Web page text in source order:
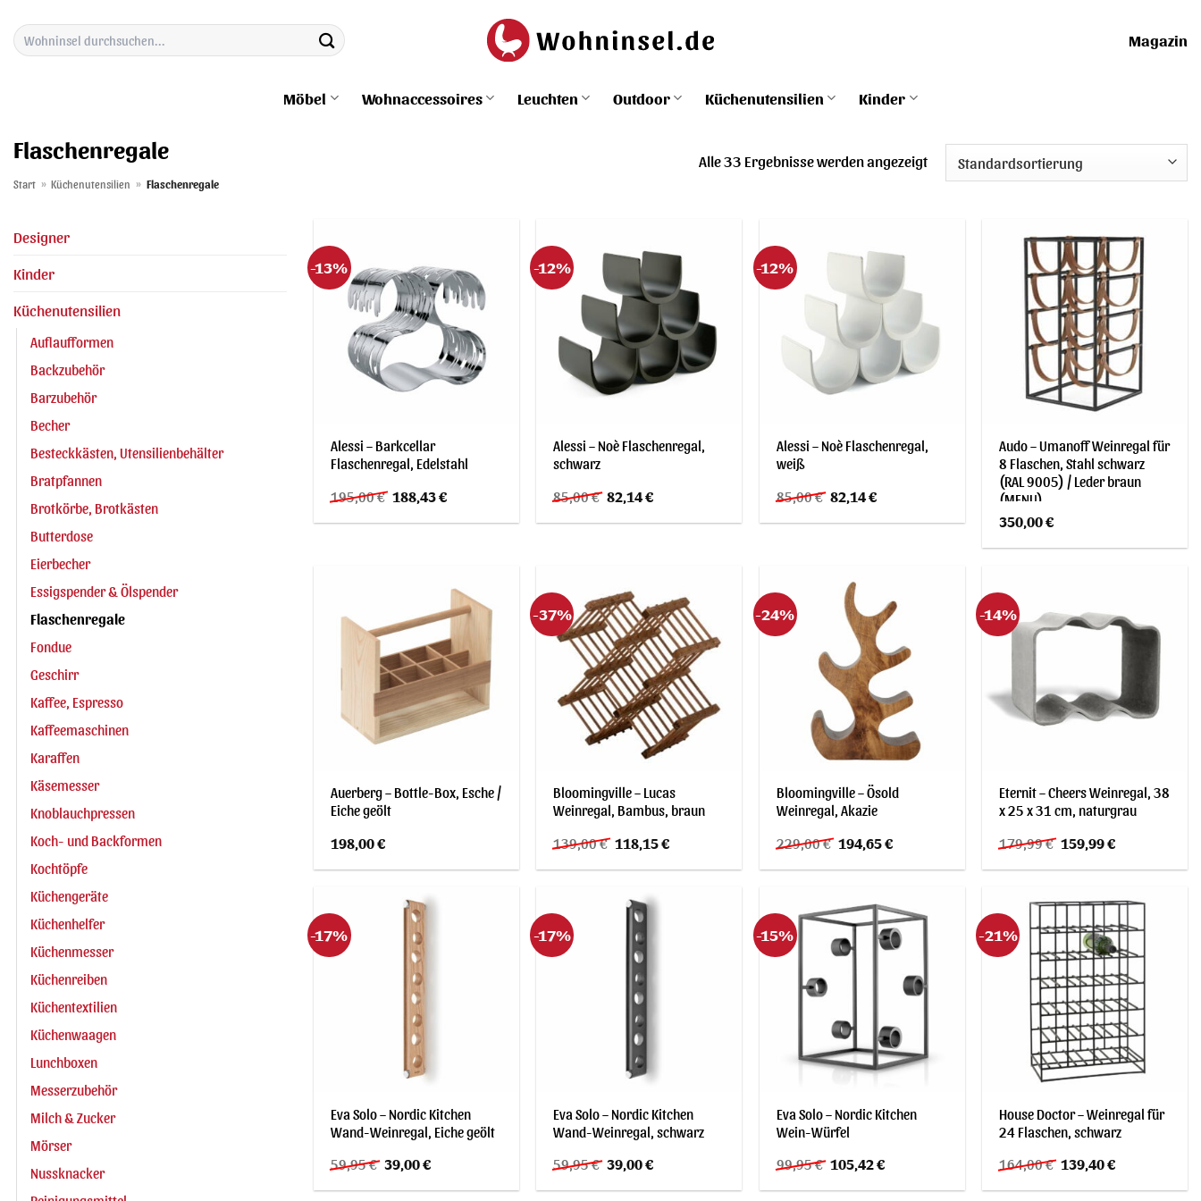
Inhalt
springen
Suchen
nach:
Magazin
Möbel Wohnaccessoires Leuchten Outdoor Küchenutensilien Kinder
Flaschenregale
Start » Küchenutensilien » Flaschenregale
Alle 33 Ergebnisse werden angezeigt
Designer
Kinder
Küchenutensilien
Auflaufformen
Backzubehör
Barzubehör
Becher
Besteckkästen, Utensilienbehälter
Bratpfannen
Brotkörbe, Brotkästen
Butterdose
Eierbecher
Essigspender & Ölspender
Flaschenregale
Fondue
Geschirr
Kaffee, Espresso
Kaffeemaschinen
Karaffen
Käsemesser
Knoblauchpressen
Koch- und Backformen
Kochtöpfe
Küchengeräte
Küchenhelfer
Küchenmesser
Küchenreiben
Küchentextilien
Küchenwaagen
Lunchboxen
Messerzubehör
Milch & Zucker
Mörser
Nussknacker
-13%
Alessi – Barkcellar
Flaschenregal, Edelstahl
195,00€ Ursprünglicher
Preis
war:
188,43€Aktueller
ist:
-12%
Alessi – Noè Flaschenregal,
schwarz
85,00€ Ursprünglicher
Preis
war:
82,14€Aktueller
ist:
-12%
Alessi – Noè Flaschenregal,
weiß
85,00€ Ursprünglicher
Preis
war:
82,14€Aktueller
ist:
Audo – Umanoff Weinregal für
8 Flaschen, Stahl schwarz
(RAL 9005) / Leder braun
(MENU)
350,00€
Auerberg – Bottle-Box, Esche /
Eiche geölt
198,00€
-37%
Bloomingville – Lucas
Weinregal, Bambus, braun
139,00€ Ursprünglicher
Preis
war:
118,15€Aktueller
ist:
-24%
Bloomingville – Ösold
Weinregal, Akazie
229,00€ Ursprünglicher
Preis
war:
194,65€Aktueller
ist:
-14%
Eternit – Cheers Weinregal, 38
x 25 x 31 cm, naturgrau
179,99€ Ursprünglicher
Preis
war:
159,99€Aktueller
ist:
-17%
Eva Solo – Nordic Kitchen
Wand-Weinregal, Eiche geölt
59,95€ Ursprünglicher
Preis
war:
39,00€Aktueller
ist:
-17%
Eva Solo – Nordic Kitchen
Wand-Weinregal, schwarz
59,95€ Ursprünglicher
Preis
war:
39,00€Aktueller
ist:
-15%
Eva Solo – Nordic Kitchen
Wein-Würfel
99,95€ Ursprünglicher
Preis
war:
105,42€Aktueller
ist:
-21%
House Doctor – Weinregal für
24 Flaschen, schwarz
164,00€ Ursprünglicher
Preis
war:
139,40€Aktueller
ist: